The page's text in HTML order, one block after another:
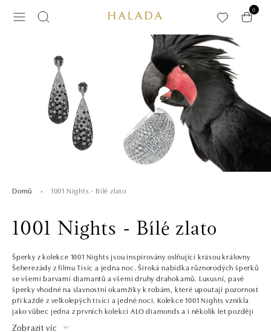
0
Domů 1001 Nights - Bílé zlato
1001 Nights - Bílé zlato
Šperky z kolekce 1001 Nights jsou inspirovány oslňující krásou královny
Šeherezády z filmu Tisíc a jedna noc. Široká nabídka různorodých šperků
se všemi barvami diamantů a všemi druhy drahokamů. Luxusní, pavé
šperky vhodné na slavnostní okamžiky k robám, které upoutají pozornost
při každé z velkolepých tisíci a jedné noci. Kolekce 1001 Nights vznikla
jako vůbec jedna z prvních kolekcí ALO diamonds a i několik let později
Zobrazit víc